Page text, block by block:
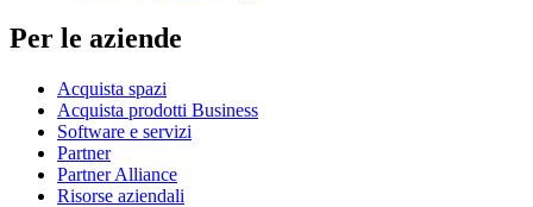
Per le aziende
Acquista spazi
Acquista prodotti Business
Software e servizi
Partner
Partner Alliance
Risorse aziendali